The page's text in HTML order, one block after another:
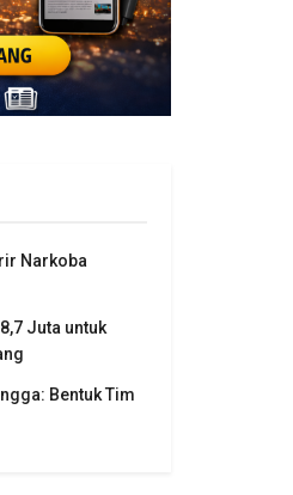
Narkoba
Juta untuk
Bentuk Tim